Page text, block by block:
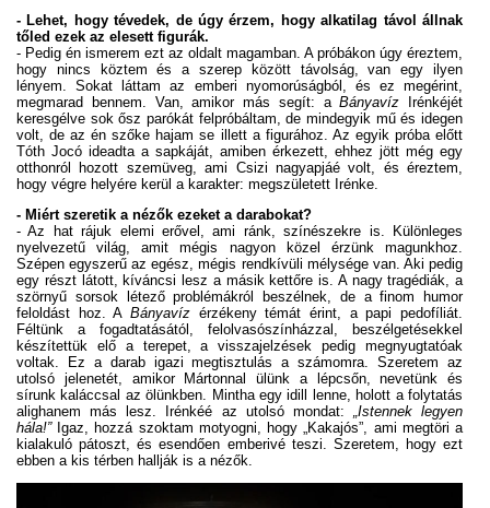
- Lehet, hogy tévedek, de úgy érzem, hogy alkatilag távol állnak
tőled ezek az elesett figurák.
- Pedig én ismerem ezt az oldalt magamban. A próbákon úgy éreztem,
hogy nincs köztem és a szerep között távolság, van egy ilyen
lényem. Sokat láttam az emberi nyomorúságból, és ez megérint,
megmarad bennem. Van, amikor más segít: aBányavíz Irénkéjét
keresgélve sok ősz parókát felpróbáltam, de mindegyik mű és idegen
volt, de az én szőke hajam se illett a figurához. Az egyik próba előtt
Tóth Jocó ideadta a sapkáját, amiben érkezett, ehhez jött még egy
otthonról hozott szemüveg, ami Csizi nagyapjáé volt, és éreztem,
hogy végre helyére kerül a karakter: megszületett Irénke.
- Miért szeretik a nézők ezeket a darabokat?
- Az hat rájuk elemi erővel, ami ránk, színészekre is. Különleges
nyelvezetű világ, amit mégis nagyon közel érzünk magunkhoz.
Szépen egyszerű az egész, mégis rendkívüli mélysége van. Aki pedig
egy részt látott, kíváncsi lesz a másik kettőre is. A nagy tragédiák, a
szörnyű sorsok létező problémákról beszélnek, de a finom humor
feloldást hoz. A Bányavíz érzékeny témát érint, a papi pedofíliát.
Féltünk a fogadtatásától, felolvasószínházzal, beszélgetésekkel
készítettük elő a terepet, a visszajelzések pedig megnyugtatóak
voltak. Ez a darab igazi megtisztulás a számomra. Szeretem az
utolsó jelenetét, amikor Mártonnal ülünk a lépcsőn, nevetünk és
sírunk kaláccsal az ölünkben. Mintha egy idill lenne, holott a folytatás
alighanem más lesz. Irénkéé az utolsó mondat: „Istennek legyen
hála!”Igaz, hozzá szoktam motyogni, hogy „Kakajós”, ami megtöri a
kialakuló pátoszt, és esendően emberivé teszi. Szeretem, hogy ezt
ebben a kis térben hallják is a nézők.